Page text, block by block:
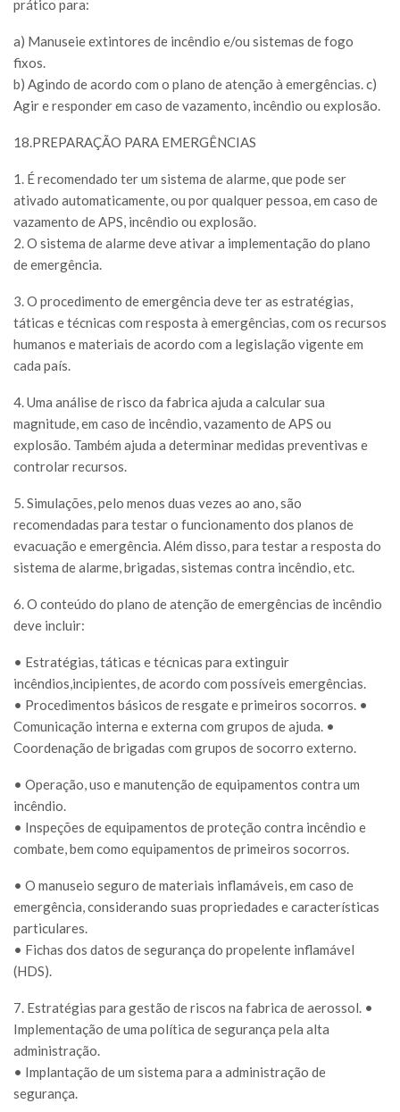
prático para:
a) Manuseie extintores de incêndio e/ou sistemas de fogo
fixos.
b) Agindo de acordo com o plano de atenção à emergências. c)
Agir e responder em caso de vazamento, incêndio ou explosão.
18.PREPARAÇÃO PARA EMERGÊNCIAS
1. É recomendado ter um sistema de alarme, que pode ser
ativado automaticamente, ou por qualquer pessoa, em caso de
vazamento de APS, incêndio ou explosão.
2. O sistema de alarme deve ativar a implementação do plano
de emergência.
3. O procedimento de emergência deve ter as estratégias,
táticas e técnicas com resposta à emergências, com os recursos
humanos e materiais de acordo com a legislação vigente em
cada país.
4. Uma análise de risco da fabrica ajuda a calcular sua
magnitude, em caso de incêndio, vazamento de APS ou
explosão. Também ajuda a determinar medidas preventivas e
controlar recursos.
5. Simulações, pelo menos duas vezes ao ano, são
recomendadas para testar o funcionamento dos planos de
evacuação e emergência. Além disso, para testar a resposta do
sistema de alarme, brigadas, sistemas contra incêndio, etc.
6. O conteúdo do plano de atenção de emergências de incêndio
deve incluir:
• Estratégias, táticas e técnicas para extinguir
incêndios,incipientes, de acordo com possíveis emergências.
• Procedimentos básicos de resgate e primeiros socorros. •
Comunicação interna e externa com grupos de ajuda. •
Coordenação de brigadas com grupos de socorro externo.
• Operação, uso e manutenção de equipamentos contra um
incêndio.
• Inspeções de equipamentos de proteção contra incêndio e
combate, bem como equipamentos de primeiros socorros.
• O manuseio seguro de materiais inflamáveis, em caso de
emergência, considerando suas propriedades e características
particulares.
• Fichas dos datos de segurança do propelente inflamável
(HDS).
7. Estratégias para gestão de riscos na fabrica de aerossol. •
Implementação de uma política de segurança pela alta
administração.
• Implantação de um sistema para a administração de
segurança.